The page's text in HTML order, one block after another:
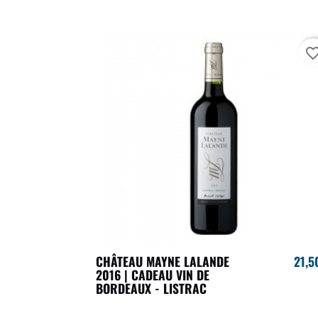
CHÂTEAU MAYNE LALANDE
2016 | CADEAU VIN DE
BORDEAUX - LISTRAC